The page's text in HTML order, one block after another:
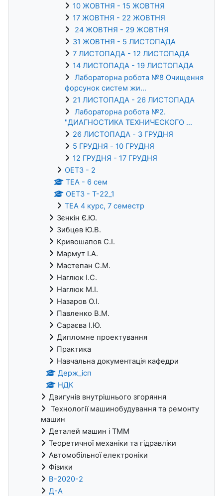
10 ЖОВТНЯ - 15 ЖОВТНЯ
17 ЖОВТНЯ - 22 ЖОВТНЯ
24 ЖОВТНЯ - 29 ЖОВТНЯ
31 ЖОВТНЯ - 5 ЛИСТОПАДА
7 ЛИСТОПАДА - 12 ЛИСТОПАДА
14 ЛИСТОПАДА - 19 ЛИСТОПАДА
Лабораторна робота №8 Очищення
форсунок систем жи...
21 ЛИСТОПАДА - 26 ЛИСТОПАДА
Лабораторна робота №2.
"ДИАГНОСТИКА ТЕХНИЧЕСКОГО ...
26 ЛИСТОПАДА - 3 ГРУДНЯ
5 ГРУДНЯ - 10 ГРУДНЯ
12 ГРУДНЯ - 17 ГРУДНЯ
ОЕТЗ - 2
ТЕА - 6 сем
ОЕТЗ - Т-22_1
ТЕА 4 курс, 7 семестр
Зєнкін Є.Ю.
Зибцев Ю.В.
Кривошапов С.І.
Мармут І.А.
Мастепан С.М.
Наглюк І.С.
Наглюк М.І.
Назаров О.І.
Павленко В.М.
Сараєва І.Ю.
Дипломне проектування
Практика
Навчальна документація кафедри
Держ_ісп
НДК
Двигунів внутрішнього згоряння
Технології машинобудування та ремонту
машин
Деталей машин і ТММ
Теоретичної механіки та гідравліки
Автомобільної електроніки
Фізики
В-2020-2
Д-А